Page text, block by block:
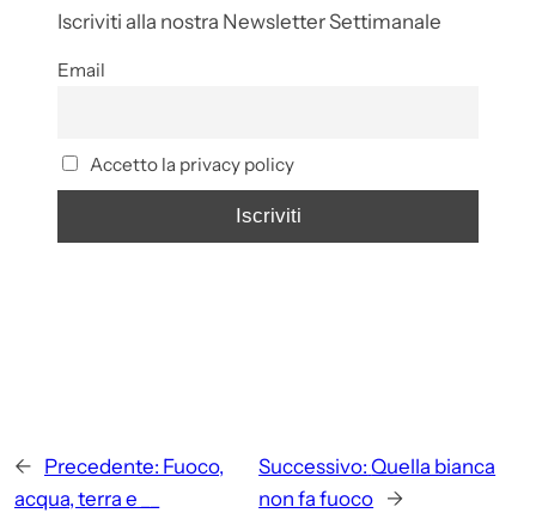
Iscriviti alla nostra Newsletter Settimanale
Email
Accetto la privacy policy
← Precedente: Fuoco,
acqua, terra e __
Successivo: Quella bianca
non fa fuoco →